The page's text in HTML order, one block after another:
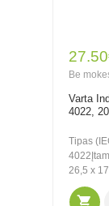
Be
Varta
4022,
Tipas
26,5 x